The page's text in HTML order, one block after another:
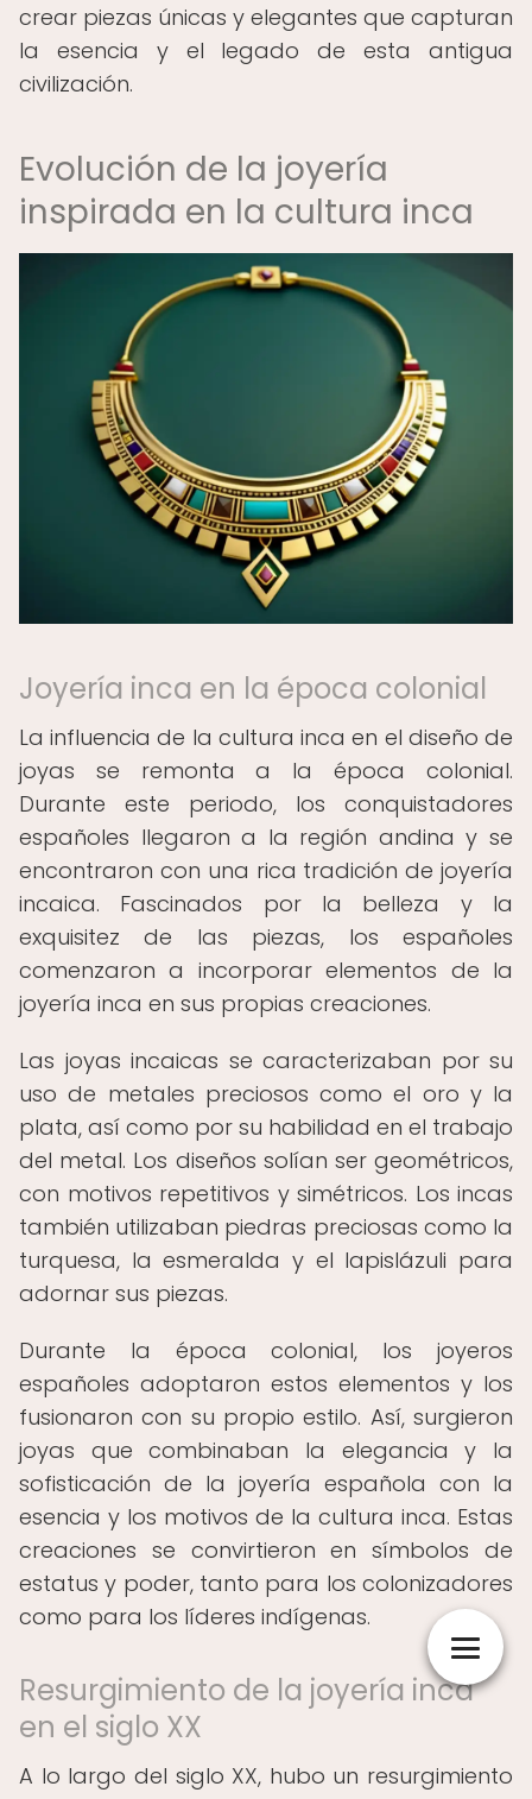
crear piezas únicas y elegantes que capturan
la esencia y el legado de esta antigua
civilización.
Evolución de la joyería
inspirada en la cultura inca
Joyería inca en la época colonial
La influencia de la cultura inca en el diseño de
joyas se remonta a la época colonial.
Durante este periodo, los conquistadores
españoles llegaron a la región andina y se
encontraron con una rica tradición de joyería
incaica. Fascinados por la belleza y la
exquisitez de las piezas, los españoles
comenzaron a incorporar elementos de la
joyería inca en sus propias creaciones.
Las joyas incaicas se caracterizaban por su
uso de metales preciosos como el oro y la
plata, así como por su habilidad en el trabajo
del metal. Los diseños solían ser geométricos,
con motivos repetitivos y simétricos. Los incas
también utilizaban piedras preciosas como la
turquesa, la esmeralda y el lapislázuli para
adornar sus piezas.
Durante la época colonial, los joyeros
españoles adoptaron estos elementos y los
fusionaron con su propio estilo. Así, surgieron
joyas que combinaban la elegancia y la
sofisticación de la joyería española con la
esencia y los motivos de la cultura inca. Estas
creaciones se convirtieron en símbolos de
estatus y poder, tanto para los colonizadores
como para los líderes indígenas.
Resurgimiento de la joyería inca
en el siglo XX
A lo largo del siglo XX, hubo un resurgimiento